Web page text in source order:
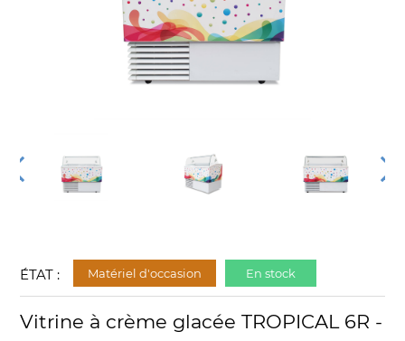
ÉTAT : Matériel d'occasion En stock
Vitrine à crème glacée TROPICAL 6R -